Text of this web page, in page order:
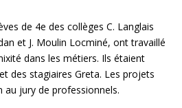
de 4e des collèges C. Langlais
et J. Moulin Locminé, ont travaillé
dans les métiers. Ils étaient
des stagiaires Greta. Les projets
jury de professionnels.